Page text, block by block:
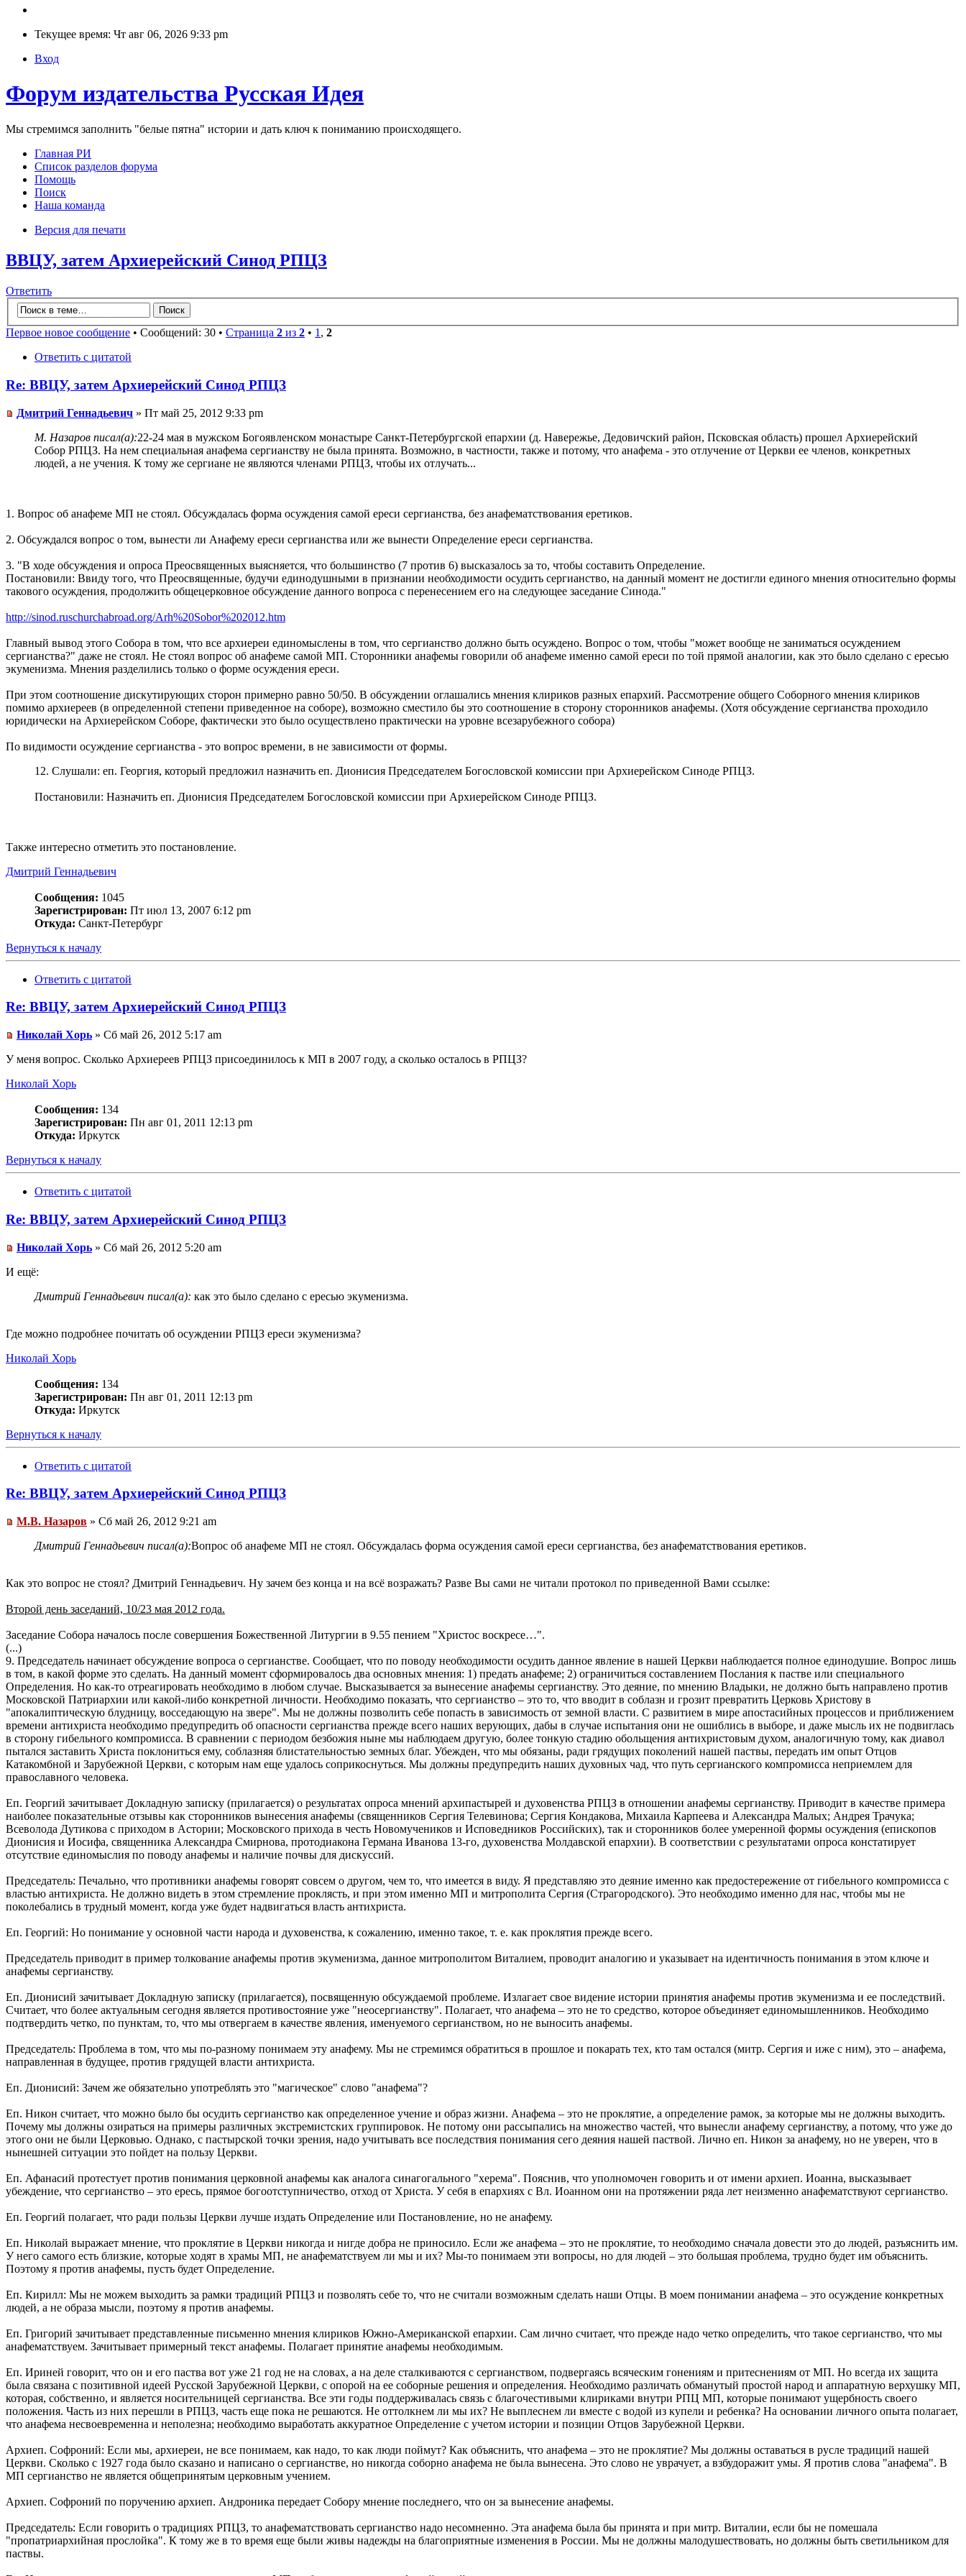
Текущее время: Чт авг 06, 2026 9:33 pm
Вход
Форум издательства Русская Идея
Мы стремимся заполнить "белые пятна" истории и дать ключ к пониманию происходящего.
Главная РИ
Список разделов форума
Помощь
Поиск
Наша команда
Версия для печати
ВВЦУ, затем Архиерейский Синод РПЦЗ
Ответить
Первое новое сообщение • Сообщений: 30 • Страница 2 из 2 • 1 , 2
Ответить с цитатой
Re: ВВЦУ, затем Архиерейский Синод РПЦЗ
Дмитрий Геннадьевич » Пт май 25, 2012 9:33 pm
М. Назаров писал(а):22-24 мая в мужском Богоявленском монастыре Санкт-Петербургской епархии (д. Навережье, Дедовичский район, Псковская область) прошел Архиерейский
Собор РПЦЗ. На нем специальная анафема сергианству не была принята. Возможно, в частности, также и потому, что анафема - это отлучение от Церкви ее членов, конкретных
людей, а не учения. К тому же сергиане не являются членами РПЦЗ, чтобы их отлучать...
1. Вопрос об анафеме МП не стоял. Обсуждалась форма осуждения самой ереси сергианства, без анафематствования еретиков.
2. Обсуждался вопрос о том, вынести ли Анафему ереси сергианства или же вынести Определение ереси сергианства.
3. "В ходе обсуждения и опроса Преосвященных выясняется, что большинство (7 против 6) высказалось за то, чтобы составить Определение.
Постановили: Ввиду того, что Преосвященные, будучи единодушными в признании необходимости осудить сергианство, на данный момент не достигли единого мнения относительно формы
такового осуждения, продолжить общецерковное обсуждение данного вопроса с перенесением его на следующее заседание Синода."
http://sinod.ruschurchabroad.org/Arh%20Sobor%202012.htm
Главный вывод этого Собора в том, что все архиереи единомыслены в том, что сергианство должно быть осуждено. Вопрос о том, чтобы "может вообще не заниматься осуждением
сергианства?" даже не стоял. Не стоял вопрос об анафеме самой МП. Сторонники анафемы говорили об анафеме именно самой ереси по той прямой аналогии, как это было сделано с ересью
экуменизма. Мнения разделились только о форме осуждения ереси.
При этом соотношение дискутирующих сторон примерно равно 50/50. В обсуждении оглашались мнения клириков разных епархий. Рассмотрение общего Соборного мнения клириков
помимо архиереев (в определенной степени приведенное на соборе), возможно сместило бы это соотношение в сторону сторонников анафемы. (Хотя обсуждение сергианства проходило
юридически на Архиерейском Соборе, фактически это было осуществлено практически на уровне всезарубежного собора)
По видимости осуждение сергианства - это вопрос времени, в не зависимости от формы.
12. Слушали: еп. Георгия, который предложил назначить еп. Дионисия Председателем Богословской комиссии при Архиерейском Синоде РПЦЗ.
Постановили: Назначить еп. Дионисия Председателем Богословской комиссии при Архиерейском Синоде РПЦЗ.
Также интересно отметить это постановление.
Дмитрий Геннадьевич
Сообщения: 1045
Зарегистрирован: Пт июл 13, 2007 6:12 pm
Откуда: Санкт-Петербург
Вернуться к началу
Ответить с цитатой
Re: ВВЦУ, затем Архиерейский Синод РПЦЗ
Николай Хорь » Сб май 26, 2012 5:17 am
У меня вопрос. Сколько Архиереев РПЦЗ присоединилось к МП в 2007 году, а сколько осталось в РПЦЗ?
Николай Хорь
Сообщения: 134
Зарегистрирован: Пн авг 01, 2011 12:13 pm
Откуда: Иркутск
Вернуться к началу
Ответить с цитатой
Re: ВВЦУ, затем Архиерейский Синод РПЦЗ
Николай Хорь » Сб май 26, 2012 5:20 am
И ещё:
Дмитрий Геннадьевич писал(а): как это было сделано с ересью экуменизма.
Где можно подробнее почитать об осуждении РПЦЗ ереси экуменизма?
Николай Хорь
Сообщения: 134
Зарегистрирован: Пн авг 01, 2011 12:13 pm
Откуда: Иркутск
Вернуться к началу
Ответить с цитатой
Re: ВВЦУ, затем Архиерейский Синод РПЦЗ
М.В. Назаров » Сб май 26, 2012 9:21 am
Дмитрий Геннадьевич писал(а):Вопрос об анафеме МП не стоял. Обсуждалась форма осуждения самой ереси сергианства, без анафематствования еретиков.
Как это вопрос не стоял? Дмитрий Геннадьевич. Ну зачем без конца и на всё возражать? Разве Вы сами не читали протокол по приведенной Вами ссылке:
Второй день заседаний, 10/23 мая 2012 года.
Заседание Собора началось после совершения Божественной Литургии в 9.55 пением "Христос воскресе…".
(...)
9. Председатель начинает обсуждение вопроса о сергианстве. Сообщает, что по поводу необходимости осудить данное явление в нашей Церкви наблюдается полное единодушие. Вопрос лишь
в том, в какой форме это сделать. На данный момент сформировалось два основных мнения: 1) предать анафеме; 2) ограничиться составлением Послания к пастве или специального
Определения. Но как-то отреагировать необходимо в любом случае. Высказывается за вынесение анафемы сергианству. Это деяние, по мнению Владыки, не должно быть направлено против
Московской Патриархии или какой-либо конкретной личности. Необходимо показать, что сергианство – это то, что вводит в соблазн и грозит превратить Церковь Христову в
"апокалиптическую блудницу, восседающую на звере". Мы не должны позволить себе попасть в зависимость от земной власти. С развитием в мире апостасийных процессов и приближением
времени антихриста необходимо предупредить об опасности сергианства прежде всего наших верующих, дабы в случае испытания они не ошиблись в выборе, и даже мысль их не подвиглась
в сторону гибельного компромисса. В сравнении с периодом безбожия ныне мы наблюдаем другую, более тонкую стадию обольщения антихристовым духом, аналогичную тому, как диавол
пытался заставить Христа поклониться ему, соблазняя блистательностью земных благ. Убежден, что мы обязаны, ради грядущих поколений нашей паствы, передать им опыт Отцов
Катакомбной и Зарубежной Церкви, с которым нам еще удалось соприкоснуться. Мы должны предупредить наших духовных чад, что путь сергианского компромисса неприемлем для
православного человека.
Еп. Георгий зачитывает Докладную записку (прилагается) о результатах опроса мнений архипастырей и духовенства РПЦЗ в отношении анафемы сергианству. Приводит в качестве примера
наиболее показательные отзывы как сторонников вынесения анафемы (священников Сергия Телевинова; Сергия Кондакова, Михаила Карпеева и Александра Малых; Андрея Трачука;
Всеволода Дутикова с приходом в Астории; Московского прихода в честь Новомучеников и Исповедников Российских), так и сторонников более умеренной формы осуждения (епископов
Дионисия и Иосифа, священника Александра Смирнова, протодиакона Германа Иванова 13-го, духовенства Молдавской епархии). В соответствии с результатами опроса констатирует
отсутствие единомыслия по поводу анафемы и наличие почвы для дискуссий.
Председатель: Печально, что противники анафемы говорят совсем о другом, чем то, что имеется в виду. Я представляю это деяние именно как предостережение от гибельного компромисса с
властью антихриста. Не должно видеть в этом стремление проклясть, и при этом именно МП и митрополита Сергия (Страгородского). Это необходимо именно для нас, чтобы мы не
поколебались в трудный момент, когда уже будет надвигаться власть антихриста.
Еп. Георгий: Но понимание у основной части народа и духовенства, к сожалению, именно такое, т. е. как проклятия прежде всего.
Председатель приводит в пример толкование анафемы против экуменизма, данное митрополитом Виталием, проводит аналогию и указывает на идентичность понимания в этом ключе и
анафемы сергианству.
Еп. Дионисий зачитывает Докладную записку (прилагается), посвященную обсуждаемой проблеме. Излагает свое видение истории принятия анафемы против экуменизма и ее последствий.
Считает, что более актуальным сегодня является противостояние уже "неосергианству". Полагает, что анафема – это не то средство, которое объединяет единомышленников. Необходимо
подтвердить четко, по пунктам, то, что мы отвергаем в качестве явления, именуемого сергианством, но не выносить анафемы.
Председатель: Проблема в том, что мы по-разному понимаем эту анафему. Мы не стремимся обратиться в прошлое и покарать тех, кто там остался (митр. Сергия и иже с ним), это – анафема,
направленная в будущее, против грядущей власти антихриста.
Еп. Дионисий: Зачем же обязательно употреблять это "магическое" слово "анафема"?
Еп. Никон считает, что можно было бы осудить сергианство как определенное учение и образ жизни. Анафема – это не проклятие, а определение рамок, за которые мы не должны выходить.
Почему мы должны озираться на примеры различных экстремистских группировок. Не потому они рассыпались на множество частей, что вынесли анафему сергианству, а потому, что уже до
этого они не были Церковью. Однако, с пастырской точки зрения, надо учитывать все последствия понимания сего деяния нашей паствой. Лично еп. Никон за анафему, но не уверен, что в
нынешней ситуации это пойдет на пользу Церкви.
Еп. Афанасий протестует против понимания церковной анафемы как аналога синагогального "херема". Пояснив, что уполномочен говорить и от имени архиеп. Иоанна, высказывает
убеждение, что сергианство – это ересь, прямое богоотступничество, отход от Христа. У себя в епархиях с Вл. Иоанном они на протяжении ряда лет неизменно анафематствуют сергианство.
Еп. Георгий полагает, что ради пользы Церкви лучше издать Определение или Постановление, но не анафему.
Еп. Николай выражает мнение, что проклятие в Церкви никогда и нигде добра не приносило. Если же анафема – это не проклятие, то необходимо сначала довести это до людей, разъяснить им.
У него самого есть близкие, которые ходят в храмы МП, не анафематствуем ли мы и их? Мы-то понимаем эти вопросы, но для людей – это большая проблема, трудно будет им объяснить.
Поэтому я против анафемы, пусть будет Определение.
Еп. Кирилл: Мы не можем выходить за рамки традиций РПЦЗ и позволять себе то, что не считали возможным сделать наши Отцы. В моем понимании анафема – это осуждение конкретных
людей, а не образа мысли, поэтому я против анафемы.
Еп. Григорий зачитывает представленные письменно мнения клириков Южно-Американской епархии. Сам лично считает, что прежде надо четко определить, что такое сергианство, что мы
анафематствуем. Зачитывает примерный текст анафемы. Полагает принятие анафемы необходимым.
Еп. Ириней говорит, что он и его паства вот уже 21 год не на словах, а на деле сталкиваются с сергианством, подвергаясь всяческим гонениям и притеснениям от МП. Но всегда их защита
была связана с позитивной идеей Русской Зарубежной Церкви, с опорой на ее соборные решения и определения. Необходимо различать обманутый простой народ и аппаратную верхушку МП,
которая, собственно, и является носительницей сергианства. Все эти годы поддерживалась связь с благочестивыми клириками внутри РПЦ МП, которые понимают ущербность своего
положения. Часть из них перешли в РПЦЗ, часть еще пока не решаются. Не оттолкнем ли мы их? Не выплеснем ли вместе с водой из купели и ребенка? На основании личного опыта полагает,
что анафема несвоевременна и неполезна; необходимо выработать аккуратное Определение с учетом истории и позиции Отцов Зарубежной Церкви.
Архиеп. Софроний: Если мы, архиереи, не все понимаем, как надо, то как люди поймут? Как объяснить, что анафема – это не проклятие? Мы должны оставаться в русле традиций нашей
Церкви. Сколько с 1927 года было сказано и написано о сергианстве, но никогда соборно анафема не была вынесена. Это слово не уврачует, а взбудоражит умы. Я против слова "анафема". В
МП сергианство не является общепринятым церковным учением.
Архиеп. Софроний по поручению архиеп. Андроника передает Собору мнение последнего, что он за вынесение анафемы.
Председатель: Если говорить о традициях РПЦЗ, то анафематствовать сергианство надо несомненно. Эта анафема была бы принята и при митр. Виталии, если бы не помешала
"пропатриархийная прослойка". К тому же в то время еще были живы надежды на благоприятные изменения в России. Мы не должны малодушествовать, но должны быть светильником для
паствы.